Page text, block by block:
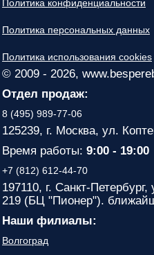
Политика конфиденциальности
Политика персональных данных
Политика использования cookies
© 2009 - 2026,
Отдел продаж:
8 (495) 989-77-06
125239, г. Москва, ул.
Время работы: 9:00 - 19:00
+7 (812) 612-44-70
197110, г. Санкт-
219 (БЦ "Пионер").
Наши филиалы:
Волгоград